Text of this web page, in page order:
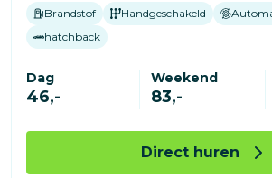
Brandstof Handgeschakeld
hatchback
Dag
46,-
Weekend
83,-
Direct huren